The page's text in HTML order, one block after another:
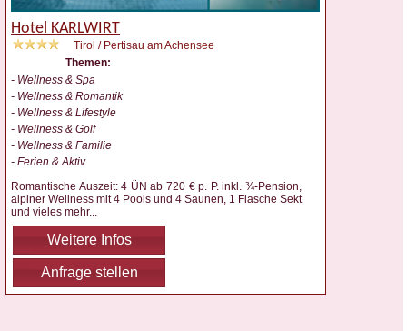
Hotel KARLWIRT
Tirol / Pertisau am Achensee
Themen:
- Wellness & Spa
- Wellness & Romantik
- Wellness & Lifestyle
- Wellness & Golf
- Wellness & Familie
- Ferien & Aktiv
Romantische Auszeit: 4 ÜN ab 720 € p. P. inkl. ¾-Pension,
alpiner Wellness mit 4 Pools und 4 Saunen, 1 Flasche Sekt
und vieles mehr...
Weitere Infos
Anfrage stellen